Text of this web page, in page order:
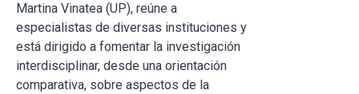
Martina Vinatea (UP), reúne a
especialistas de diversas instituciones y
está dirigido a fomentar la investigación
interdisciplinar, desde una orientación
comparativa, sobre aspectos de la